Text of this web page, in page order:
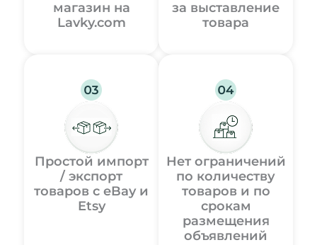
магазин на
Lavky.com
за выставление
товара
Простой импорт
/ экспорт
товаров с eBay и
Etsy
Нет ограничений
по количеству
товаров и по
срокам
размещения
объявлений